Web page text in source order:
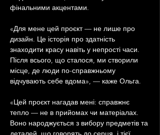
фінальними акцентами.
«Для мене цей проєкт — не лише про
дизайн. Це історія про здатність
знаходити красу навіть у непрості часи.
Після всього, що сталося, ми створили
місце, де люди по-справжньому
відчувають себе вдома», — каже Ольга.
«Цей проєкт нагадав мені: справжнє
тепло — не в прийомах чи матеріалах.
Воно народжується з вибору предметів та